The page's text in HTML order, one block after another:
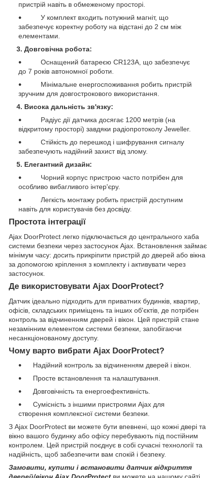
пристрій навіть в обмеженому просторі.
У комплект входить потужний магніт, що
забезпечує коректну роботу на відстані до 2 см між
елементами.
3. Довговічна робота:
Оснащений батареєю CR123A, що забезпечує
до 7 років автономної роботи.
Мінімальне енергоспоживання робить пристрій
зручним для довгострокового використання.
4. Висока дальність зв'язку:
Радіус дії датчика досягає 1200 метрів (на
відкритому просторі) завдяки радіопротоколу Jeweller.
Стійкість до перешкод і шифрування сигналу
забезпечують надійний захист від злому.
5. Елегантний дизайн:
Чорний корпус пристрою часто потрібен для
особливо вибагливого інтер'єру.
Легкість монтажу робить пристрій доступним
навіть для користувачів без досвіду.
Простота інтеграції
Ajax DoorProtect легко підключається до центрального хаба
системи безпеки через застосунок Ajax. Встановлення займає
мінімум часу: досить прикріпити пристрій до дверей або вікна
за допомогою кріплення з комплекту і активувати через
застосунок.
Де використовувати Ajax DoorProtect?
Датчик ідеально підходить для приватних будинків, квартир,
офісів, складських приміщень та інших об'єктів, де потрібен
контроль за відчиненням дверей і вікон. Цей пристрій стане
незамінним елементом системи безпеки, запобігаючи
несанкціонованому доступу.
Чому варто вибрати Ajax DoorProtect?
Надійний контроль за відчиненням дверей і вікон.
Просте встановлення та налаштування.
Довговічність та енергоефективність.
Сумісність з іншими пристроями Ajax для
створення комплексної системи безпеки.
З Ajax DoorProtect ви можете бути впевнені, що кожні двері та
вікно вашого будинку або офісу перебувають під постійним
контролем. Цей пристрій поєднує в собі сучасні технології та
надійність, щоб забезпечити вам спокій і безпеку.
Замовити, купити і встановити датчик відкриття